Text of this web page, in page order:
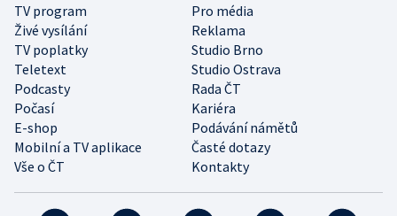
TV program
Pro média
Živé vysílání
Reklama
TV poplatky
Studio Brno
Teletext
Studio Ostrava
Podcasty
Rada ČT
Počasí
Kariéra
E-shop
Podávání námětů
Mobilní a TV aplikace
Časté dotazy
Vše o ČT
Kontakty